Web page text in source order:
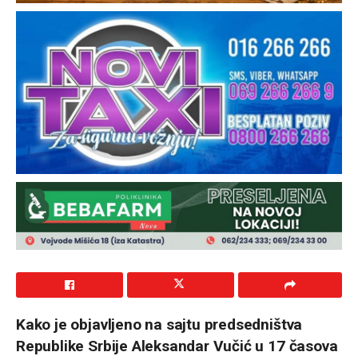
Kako je objavljeno na sajtu predsedništva
Republike Srbije Aleksandar Vučić u 17 časova